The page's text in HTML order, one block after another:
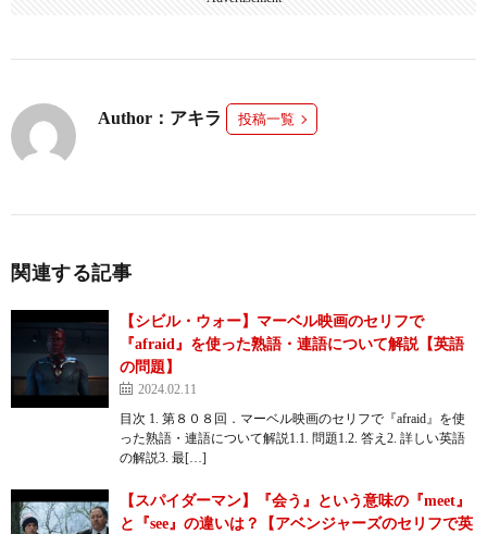
Author：アキラ 投稿一覧
関連する記事
【シビル・ウォー】マーベル映画のセリフで
『afraid』を使った熟語・連語について解説【英語
の問題】
2024.02.11
目次 1. 第８０８回．マーベル映画のセリフで『afraid』を使
った熟語・連語について解説1.1. 問題1.2. 答え2. 詳しい英語
の解説3. 最[…]
【スパイダーマン】『会う』という意味の『meet』
と『see』の違いは？【アベンジャーズのセリフで英